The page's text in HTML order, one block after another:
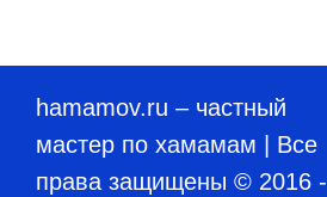
hamamov.ru – частный
мастер по хамамам | Все
права защищены © 2016 -